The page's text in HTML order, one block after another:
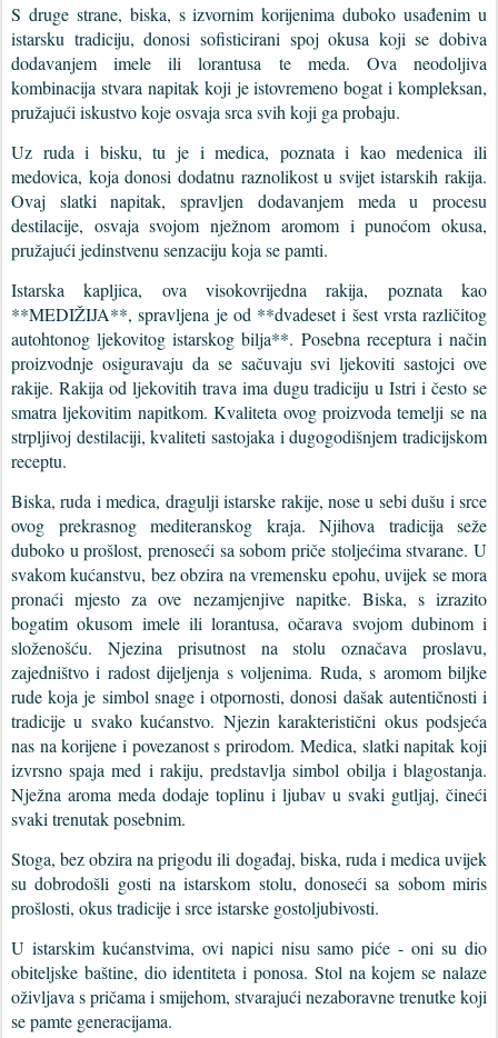
S druge strane, biska, s izvornim korijenima duboko usađenim u
istarsku tradiciju, donosi sofisticirani spoj okusa koji se dobiva
dodavanjem imele ili lorantusa te meda. Ova neodoljiva
kombinacija stvara napitak koji je istovremeno bogat i kompleksan,
pružajući iskustvo koje osvaja srca svih koji ga probaju.
Uz ruda i bisku, tu je i medica, poznata i kao medenica ili
medovica, koja donosi dodatnu raznolikost u svijet istarskih rakija.
Ovaj slatki napitak, spravljen dodavanjem meda u procesu
destilacije, osvaja svojom nježnom aromom i punoćom okusa,
pružajući jedinstvenu senzaciju koja se pamti.
Istarska kapljica, ova visokovrijedna rakija, poznata kao
**MEDIŽIJA**, spravljena je od **dvadeset i šest vrsta različitog
autohtonog ljekovitog istarskog bilja**. Posebna receptura i način
proizvodnje osiguravaju da se sačuvaju svi ljekoviti sastojci ove
rakije. Rakija od ljekovitih trava ima dugu tradiciju u Istri i često se
smatra ljekovitim napitkom. Kvaliteta ovog proizvoda temelji se na
strpljivoj destilaciji, kvaliteti sastojaka i dugogodišnjem tradicijskom
receptu.
Biska, ruda i medica, dragulji istarske rakije, nose u sebi dušu i srce
ovog prekrasnog mediteranskog kraja. Njihova tradicija seže
duboko u prošlost, prenoseći sa sobom priče stoljećima stvarane. U
svakom kućanstvu, bez obzira na vremensku epohu, uvijek se mora
pronaći mjesto za ove nezamjenjive napitke. Biska, s izrazito
bogatim okusom imele ili lorantusa, očarava svojom dubinom i
složenošću. Njezina prisutnost na stolu označava proslavu,
zajedništvo i radost dijeljenja s voljenima. Ruda, s aromom biljke
rude koja je simbol snage i otpornosti, donosi dašak autentičnosti i
tradicije u svako kućanstvo. Njezin karakteristični okus podsjeća
nas na korijene i povezanost s prirodom. Medica, slatki napitak koji
izvrsno spaja med i rakiju, predstavlja simbol obilja i blagostanja.
Nježna aroma meda dodaje toplinu i ljubav u svaki gutljaj, čineći
svaki trenutak posebnim.
Stoga, bez obzira na prigodu ili događaj, biska, ruda i medica uvijek
su dobrodošli gosti na istarskom stolu, donoseći sa sobom miris
prošlosti, okus tradicije i srce istarske gostoljubivosti.
U istarskim kućanstvima, ovi napici nisu samo piće - oni su dio
obiteljske baštine, dio identiteta i ponosa. Stol na kojem se nalaze
oživljava s pričama i smijehom, stvarajući nezaboravne trenutke koji
se pamte generacijama.